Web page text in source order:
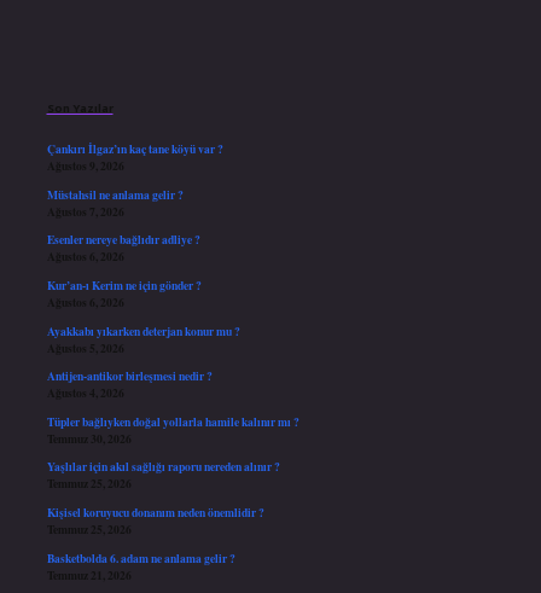
Son Yazılar
Çankırı İlgaz’ın kaç tane köyü var ?
Ağustos 9, 2026
Müstahsil ne anlama gelir ?
Ağustos 7, 2026
Esenler nereye bağlıdır adliye ?
Ağustos 6, 2026
Kur’an-ı Kerim ne için gönder ?
Ağustos 6, 2026
Ayakkabı yıkarken deterjan konur mu ?
Ağustos 5, 2026
Antijen-antikor birleşmesi nedir ?
Ağustos 4, 2026
Tüpler bağlıyken doğal yollarla hamile kalınır mı ?
Temmuz 30, 2026
Yaşlılar için akıl sağlığı raporu nereden alınır ?
Temmuz 25, 2026
Kişisel koruyucu donanım neden önemlidir ?
Temmuz 25, 2026
Basketbolda 6. adam ne anlama gelir ?
Temmuz 21, 2026